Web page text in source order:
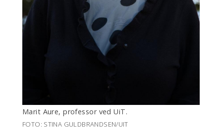
Marit Aure, professor ved UiT.
FOTO: STINA GULDBRANDSEN/UIT